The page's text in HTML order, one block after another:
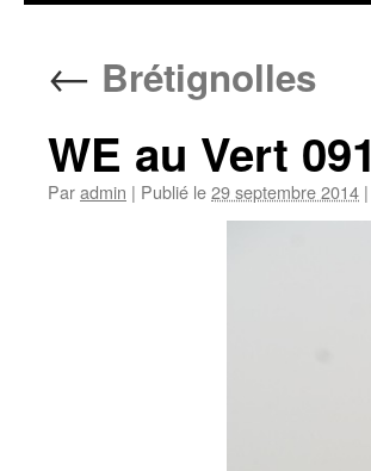
← Brétignolles
WE au Vert 091
Paradmin | Publié le29 septembre 2014 |